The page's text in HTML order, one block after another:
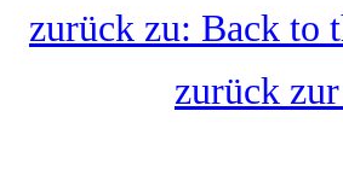
zurück zu: Back to
zurück